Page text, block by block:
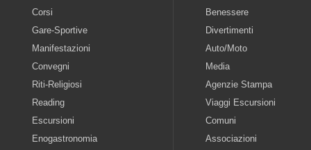
Corsi
Gare-Sportive
Manifestazioni
Convegni
Riti-Religiosi
Reading
Escursioni
Enogastronomia
Benessere
Divertimenti
Auto/Moto
Media
Agenzie Stampa
Viaggi Escursioni
Comuni
Associazioni